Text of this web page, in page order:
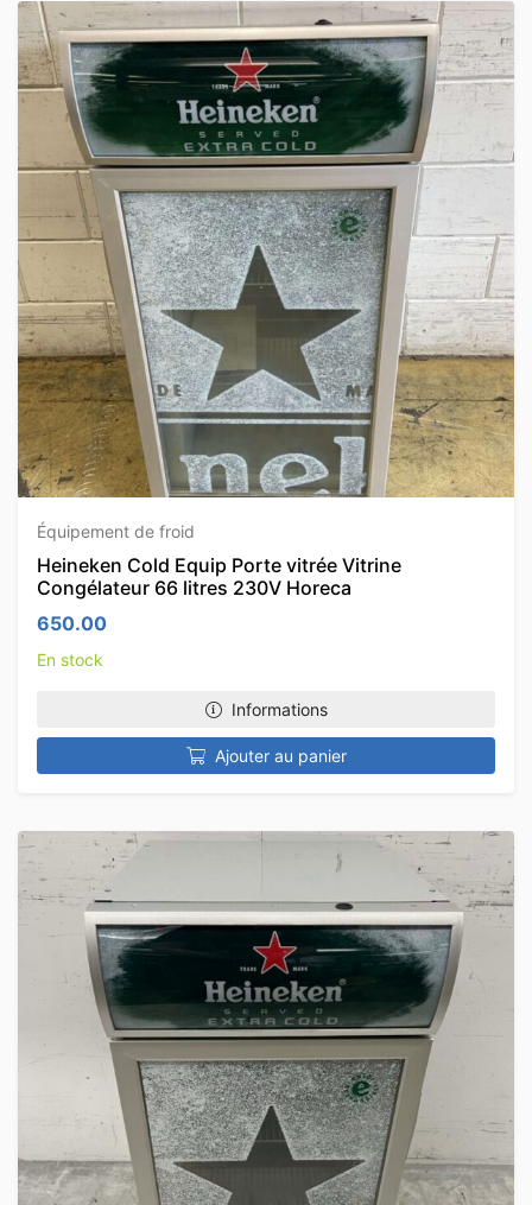
Équipement de froid
Heineken Cold Equip Porte vitrée Vitrine
Congélateur 66 litres 230V Horeca
650.00
En stock
Informations
Ajouter au panier